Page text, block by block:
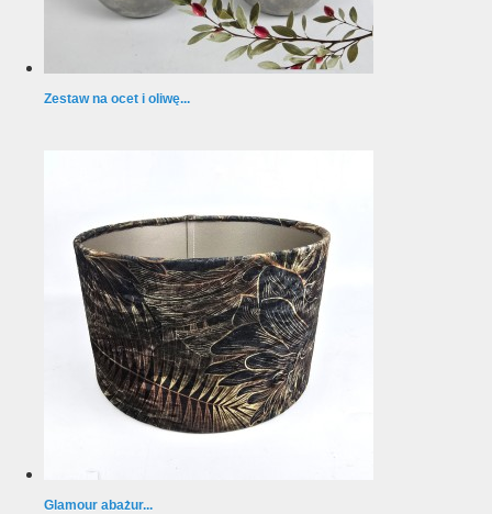
Zestaw na ocet i oliwę...
Glamour abażur...